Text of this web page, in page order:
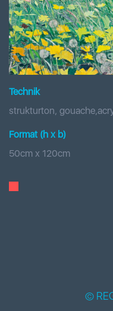
Technik
strukturton,
Format (h x b)
50cm x 120cm
©